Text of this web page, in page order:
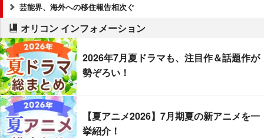
芸能界、海外への移住報告相次ぐ
オリコン インフォメーション
2026年7月夏ドラマも、注目作＆話題作が
勢ぞろい！
【夏アニメ2026】7月期夏の新アニメを一
挙紹介！